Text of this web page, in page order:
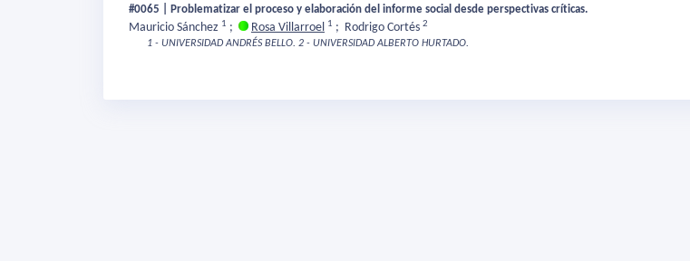
#0065 | Problematizar el proceso y elaboración del informe social desde perspectivas críticas.
Mauricio Sánchez 1 ; Rosa Villarroel 1 ; Rodrigo Cortés 2
1 - UNIVERSIDAD ANDRÉS BELLO. 2 - UNIVERSIDAD ALBERTO HURTADO.